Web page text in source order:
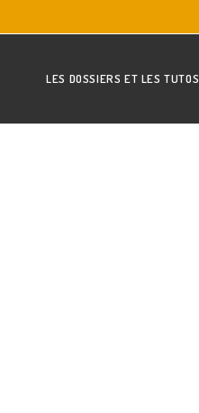
LES DOSSIERS ET LES TUTOS